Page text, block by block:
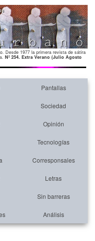
Desde 1977 la primera revista de sátira
Nº 254. Extra Verano (Julio Agosto
Pantallas
Sociedad
Opinión
Tecnologías
Corresponsales
Letras
Sin barreras
Análisis